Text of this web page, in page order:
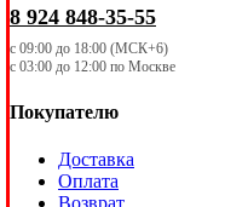
8 924 848-35-55
с 09:00 до 18:00 (МСК+6)
с 03:00 до 12:00 по Москве
Покупателю
Доставка
Оплата